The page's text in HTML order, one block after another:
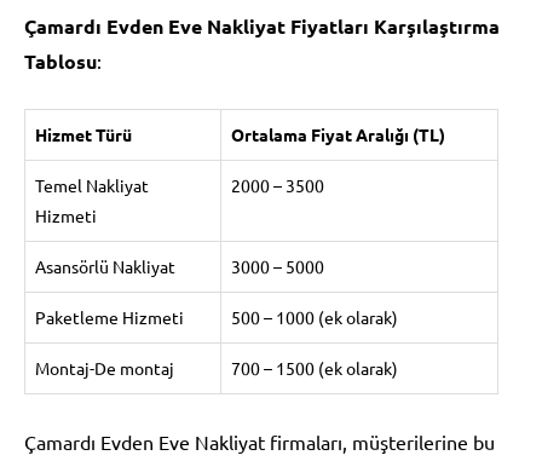
Çamardı Evden Eve Nakliyat Fiyatları Karşılaştırma
Tablosu:
Hizmet Türü Ortalama Fiyat Aralığı (TL)
Temel Nakliyat
Hizmeti
2000 – 3500
Asansörlü Nakliyat 3000 – 5000
Paketleme Hizmeti 500 – 1000 (ek olarak)
Montaj-De montaj 700 – 1500 (ek olarak)
Çamardı Evden Eve Nakliyat firmaları, müşterilerine bu